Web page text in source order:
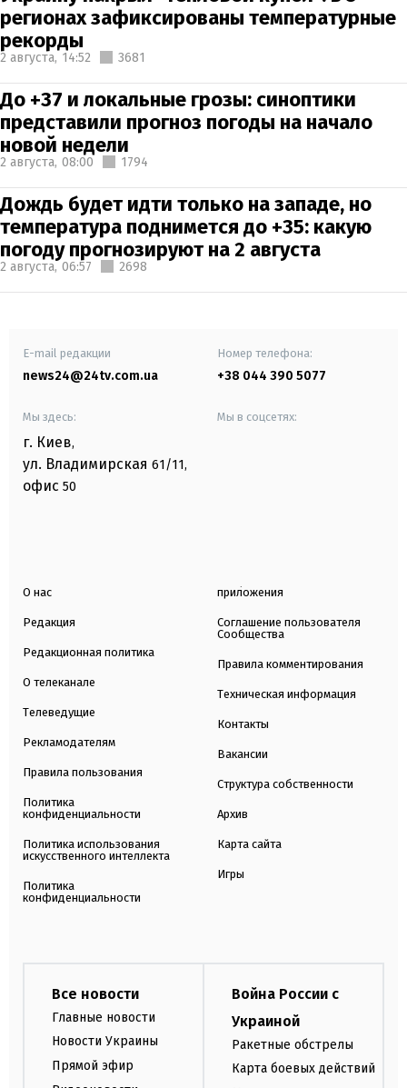
регионах зафиксированы температурные
рекорды
2 августа, 14:52 3681
До +37 и локальные грозы: синоптики
представили прогноз погоды на начало
новой недели
2 августа, 08:00 1794
Дождь будет идти только на западе, но
температура поднимется до +35: какую
погоду прогнозируют на 2 августа
2 августа, 06:57 2698
E-mail редакции
news24@24tv.com.ua
Номер телефона:
+38 044 390 5077
Мы здесь:
г. Киев,
ул. Владимирская 61/11,
офис 50
Мы в соцсетях:
О нас
Редакция
Редакционная политика
О телеканале
Телеведущие
Рекламодателям
Правила пользования
Политика
конфиденциальности
Политика использования
искусственного интеллекта
Политика
конфиденциальности
приложения
Соглашение пользователя
Сообщества
Правила комментирования
Техническая информация
Контакты
Вакансии
Структура собственности
Архив
Карта сайта
Игры
Все новости
Главные новости
Новости Украины
Прямой эфир
Война России с
Украиной
Ракетные обстрелы
Карта боевых действий